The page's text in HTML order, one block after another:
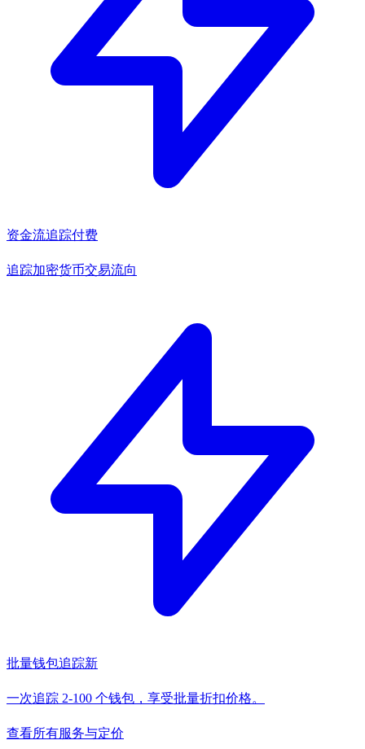
资金流追踪付费
追踪加密货币交易流向
批量钱包追踪新
一次追踪 2-100 个钱包，享受批量折扣价格。
查看所有服务与定价